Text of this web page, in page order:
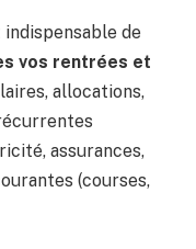
de
vos rentrées et
allocations,
assurances,
(courses,